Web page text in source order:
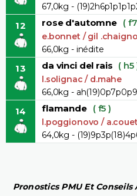
67,0kg -
12 rose d'automne (
e.bonnet / gil
66,0kg - inédite
13 da vinci del rais ( h5
l.solignac / d.mahe
66,0kg -
14 flamande ( f5 )
l.poggionovo /
64,0kg -
Pronostics PMU Et